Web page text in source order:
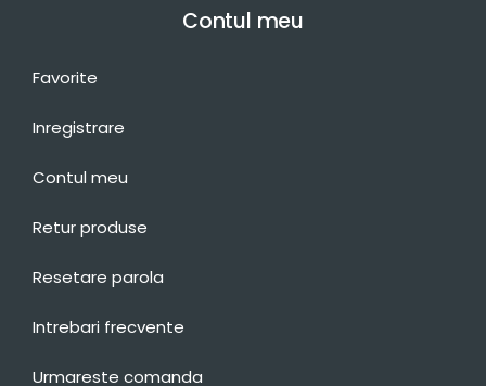
Contul meu
Favorite
Inregistrare
Contul meu
Retur produse
Resetare parola
Intrebari frecvente
Urmareste comanda